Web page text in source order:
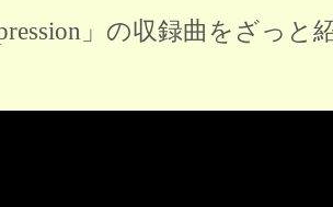
」の収録曲をざっと